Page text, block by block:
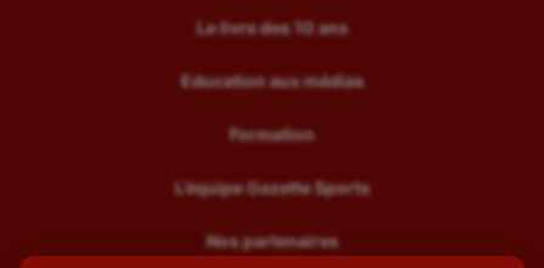
Le livre des 10 ans
Education aux médias
Formation
L’équipe Gazette Sports
Nos partenaires